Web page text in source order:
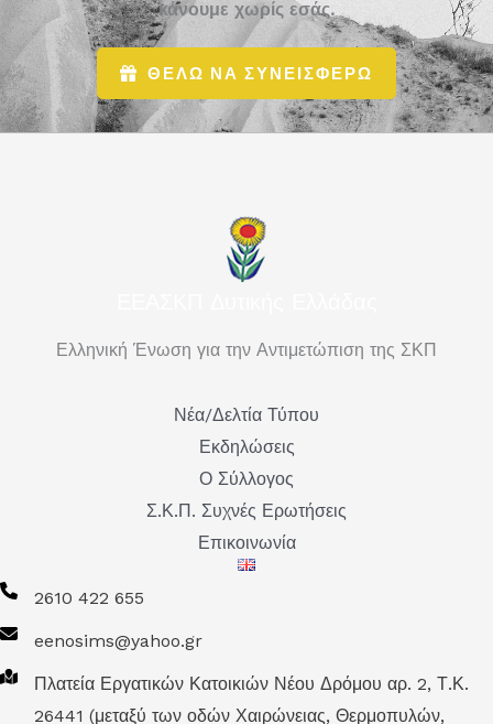
κάνουμε χωρίς εσάς.
ΘΕΛΩ ΝΑ ΣΥΝΕΙΣΦΕΡΩ
Ελληνική Ένωση για την Αντιμετώπιση της ΣΚΠ
Νέα/Δελτία Τύπου
Εκδηλώσεις
Ο Σύλλογος
Σ.Κ.Π. Συχνές Ερωτήσεις
Επικοινωνία
2610 422 655
eenosims@yahoo.gr
Πλατεία Εργατικών Κατοικιών Νέου Δρόμου αρ. 2, Τ.Κ.
26441 (μεταξύ των οδών Χαιρώνειας, Θερμοπυλών,